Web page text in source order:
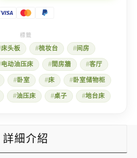
床头板 梳妆台 间房
电动油压床 間房牆 客厅
卧室 床 卧室储物柜
油压床 桌子 地台床
詳細介紹